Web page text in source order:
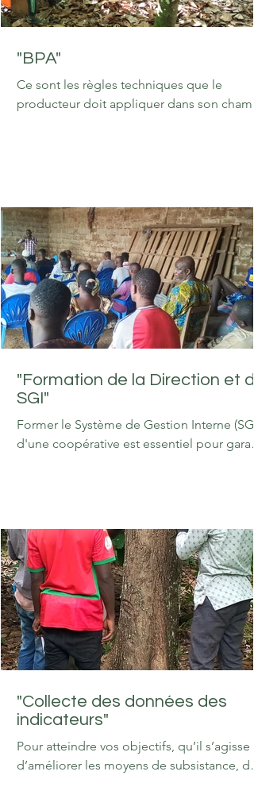
"BPA"
Ce sont les règles techniques que le
producteur doit appliquer dans son
et contrôlé des produits phytosanitaires
pour garantir un produit sain pour le
consommateur. Protection de
l'environnement : Préservation de la
biodiversité, des sources d'eau et lutte c
"Formation de la Direction et
SGI"
Former le Système de Gestion Interne (SGI)
d'une coopérative est essentiel pour
stratégique qui permet aux coopératives
exemple de : 1. Garantir la conformité et la
certification Traçabilité rigoureuse : Le SGI
permet de suivre précisément l'origine des
produits, une exigence majeure pour les
march
"Collecte des données des
indicateurs"
Pour atteindre vos objectifs, qu’il s’agisse
d’améliorer les moyens de subsistance, de